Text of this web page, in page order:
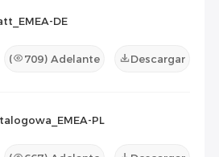
DE
( 709) Adelante Descargar
PL